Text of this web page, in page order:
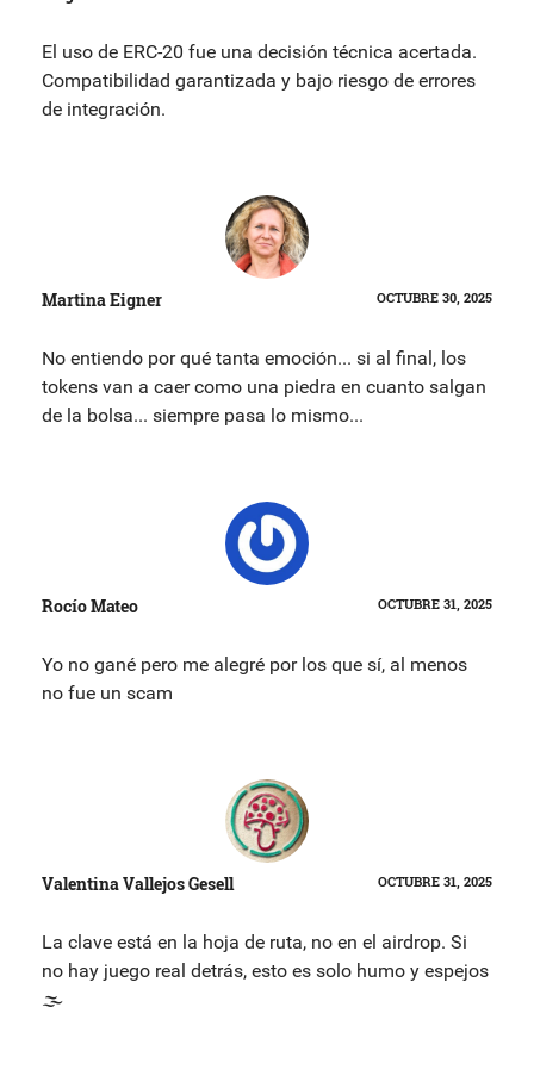
El uso de ERC-20 fue una decisión técnica acertada.
Compatibilidad garantizada y bajo riesgo de errores
de integración.
Martina Eigner OCTUBRE 30, 2025
No entiendo por qué tanta emoción... si al final, los
tokens van a caer como una piedra en cuanto salgan
de la bolsa... siempre pasa lo mismo...
Rocío Mateo OCTUBRE 31, 2025
Yo no gané pero me alegré por los que sí, al menos
no fue un scam
Valentina Vallejos Gesell OCTUBRE 31, 2025
La clave está en la hoja de ruta, no en el airdrop. Si
no hay juego real detrás, esto es solo humo y espejos
🌫️